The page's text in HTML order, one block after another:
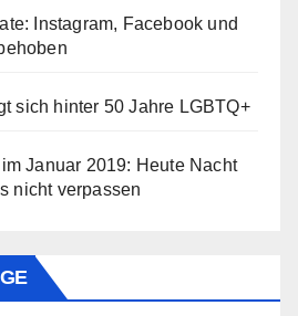
Instagram, Facebook und
sich hinter 50 Jahre LGBTQ+
Januar 2019: Heute Nacht
nicht verpassen